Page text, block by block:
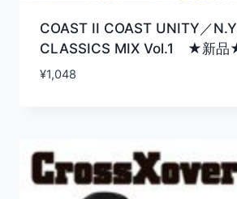
COAST II COAST UNITY／
CLASSICS MIX Vol.1 ★新品
¥1,048